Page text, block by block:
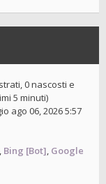
0 nascosti e
5 minuti)
ago 06, 2026 5:57
, Bing [Bot], Google